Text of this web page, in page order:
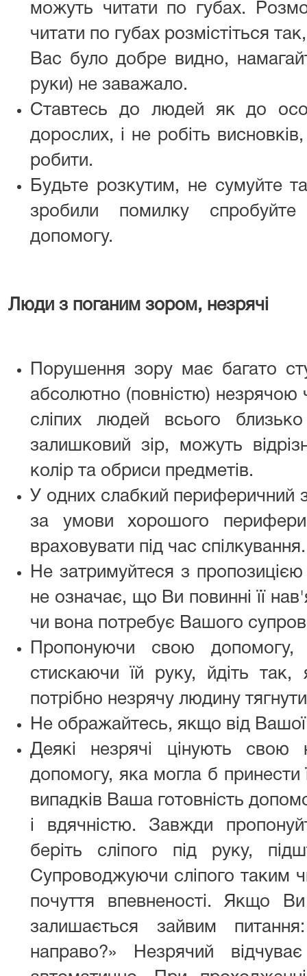
можуть читати по губах.
читати по губах розмістіться
Вас було добре видно,
руки) не заважало.
Ставтесь до людей як до
дорослих, і не робіть
робити.
Будьте розкутим, не сумуйте
зробили помилку
допомогу.
Люди з поганим зором, незрячі
Порушення зору має багато
абсолютно (повністю) незрячою
сліпих людей всього
залишковий зір, можуть
колір та обриси предметів.
У одних слабкий периферичний
за умови хорошого
враховувати під час спілкування.
Не затримуйтеся з
не означає, що Ви повинні її
чи вона потребує Вашого
Пропонуючи свою
стискаючи їй руку, йдіть
потрібно незрячу людину
Не ображайтесь, якщо від
Деякі незрячі цінують свою
допомогу, яка могла б принести
випадків Ваша готовність
і вдячністю. Завжди
беріть сліпого під руку,
Супроводжуючи сліпого таким
почуття впевненості. Якщо
залишається зайвим
направо?» Незрячий